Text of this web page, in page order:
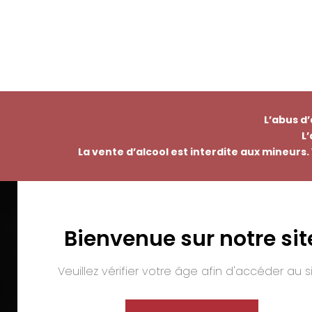
L’abus
La vente d’alcool est interdite aux
Bienvenue sur notre
Veuillez vérifier votre âge afin d'accéder au
EMMANUEL NASTI
BP 20055 – 68391 SAUSHEIM Cedex